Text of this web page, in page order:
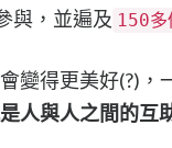
與，並遍及 150多
變得更美好(?)，
人與人之間的互